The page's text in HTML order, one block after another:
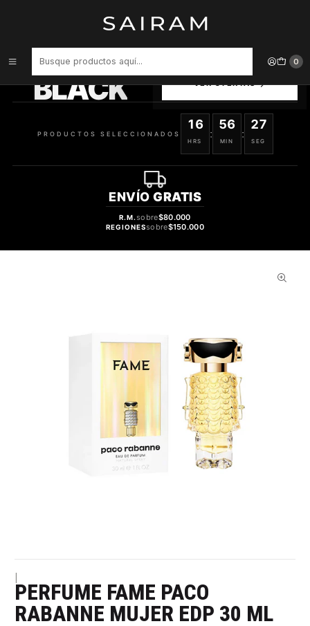
0
Perfume Fame Paco Rabanne Mujer Edp 30 ml
BLACK
SELECCIONADOS
PRODUCTOS SELECCIONADOS
16
HRS
:
56
MIN
:
26
SEG
ENVÍO GRATIS
R.M.sobre$80.000
REGIONESsobre$150.000
PERFUME FAME PACO
RABANNE MUJER EDP 30 ML